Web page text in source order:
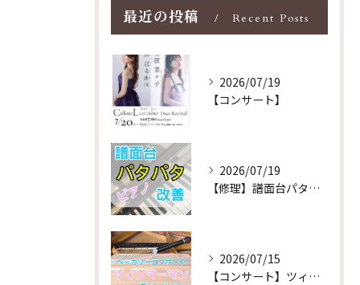
最近の投稿 Recent Posts
2026/07/19
【コンサート】
2026/07/19
【修理】譜面台パタパタを改善！ストレス解消！
2026/07/15
【コンサート】ツィンマーマンのグランドピアノ♪木目猫足グラン...